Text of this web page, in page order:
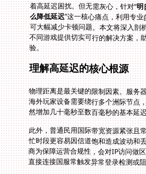
着高延迟困扰。但无需灰心，针对“明
么降低延迟”这一核心痛点，利用专
可大幅减少卡顿问题。本文将深
不同游戏提供切实可行的解决方
验。
理解高延迟的核心根源
物理距离是最关键的限制因素。服务
海外玩家设备需要绕行多个洲际节点
然增加几十毫秒至数百毫秒的基本延
此外，普通民用国际带宽资源紧张且
忙时段更容易因信道饱和造成波动和
商为保障运营合规性，会对IP访问做
直接连接国服常触发异常登录检测或